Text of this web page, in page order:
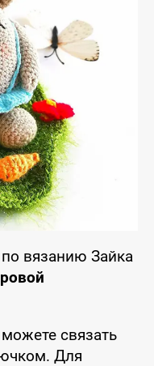
вязанию Зайка
связать
Для